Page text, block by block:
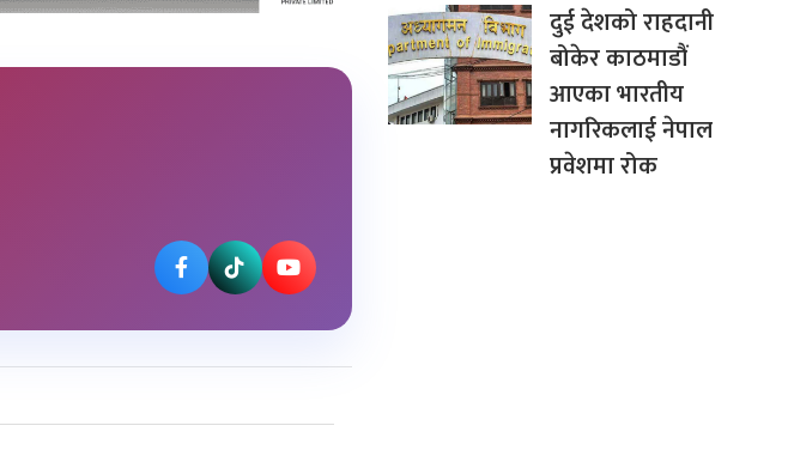
दुई देशको राहदानी
बोकेर काठमाडौं
आएका भारतीय
नागरिकलाई नेपाल
प्रवेशमा रोक